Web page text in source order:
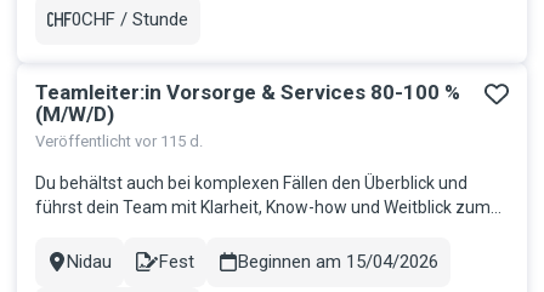
mit Demenz. Zur Erweiterun...
Gehalt
0CHF / Stunde
Teamleiter:in Vorsorge & Services 80-100 %
(M/W/D)
Veröffentlicht vor 115 d.
Du behältst auch bei komplexen Fällen den Überblick und
führst dein Team mit Klarheit, Know-how und Weitblick zum
Sozialversicherungen in der Region Bern. Für diese zentrale
Stadt
Nidau
Contract
Fest Beginnen am 15/04/2026